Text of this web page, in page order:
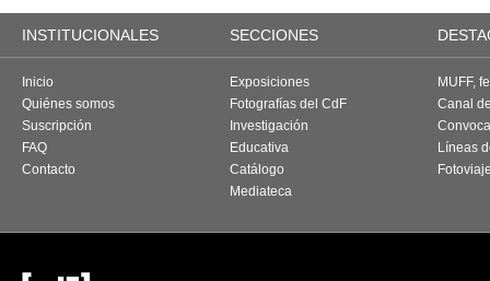
INSTITUCIONALES SECCIONES
Inicio
Quiénes somos
Suscripción
FAQ
Contacto
Exposiciones
Fotografías del CdF
Investigación
Educativa
Catálogo
Mediateca
MUFF,
Canal
Líneas